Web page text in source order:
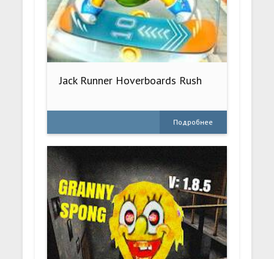
Jack Runner Hoverboards Rush
Подробнее